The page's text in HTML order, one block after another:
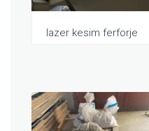
lazer kesim ferforje